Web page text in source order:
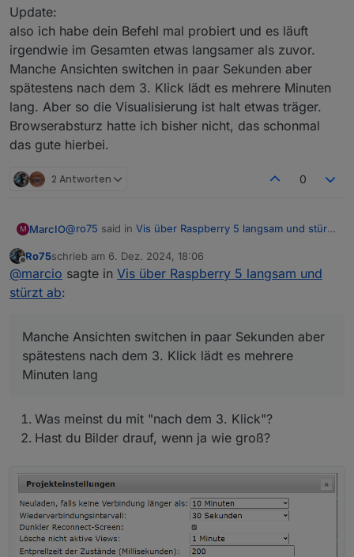
--disk-cache-size=0
hier auch
So und nun mal bitte ganz genau. Welcher Browser läuft
bei Dir. Chrom oder Chromium oder?
Ro75.
Update:
also ich habe dein Befehl mal probiert und es läuft
irgendwie im Gesamten etwas langsamer als zuvor.
Manche Ansichten switchen in paar Sekunden aber
spätestens nach dem 3. Klick lädt es mehrere Minuten
lang. Aber so die Visualisierung ist halt etwas träger.
Browserabsturz hatte ich bisher nicht, das schonmal
das gute hierbei.
2 Antworten 0
M MarcIO@ro75 said in Vis über Raspberry 5 langsam und stürzt
Bei mir läuft Chromium. Ich habe es auch mal mit
Firefox probiert, war aber nicht besser.
funktioniert.
-ozone-platform=wayland
also ich habe dein Befehl mal probiert und es läuft
irgendwie im Gesamten etwas langsamer als zuvor.
Manche Ansichten switchen in paar Sekunden aber
lang. Aber so die Visualisierung ist halt etwas träger.
Browserabsturz hatte ich bisher nicht, das schonmal
das gute hierbei.
Offline
Ro75schrieb am 6. Dez. 2024, 18:06
zuletzt editiert von
@marcio sagte in Vis über Raspberry 5 langsam und
stürzt ab:
Manche Ansichten switchen in paar Sekunden aber
spätestens nach dem 3. Klick lädt es mehrere
Minuten lang
Was meinst du mit "nach dem 3. Klick"?
Hast du Bilder drauf, wenn ja wie groß?